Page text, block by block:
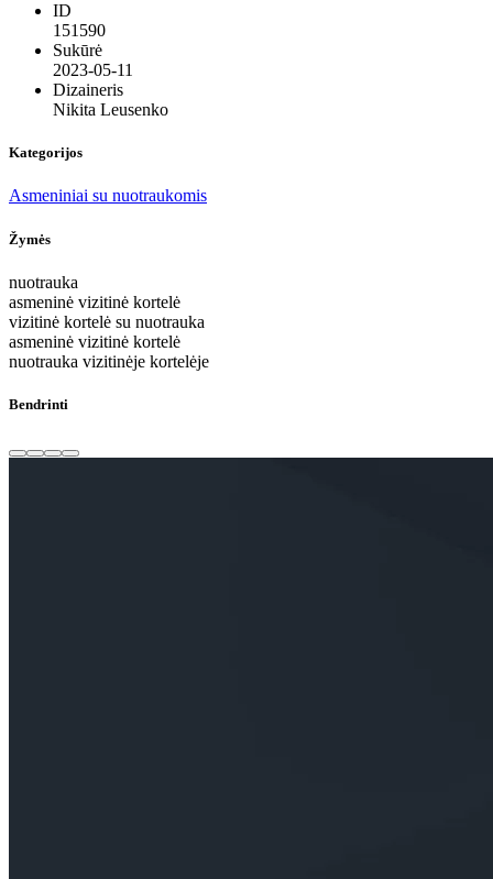
ID
151590
Sukūrė
2023-05-11
Dizaineris
Nikita Leusenko
Kategorijos
Asmeniniai su nuotraukomis
Žymės
nuotrauka
asmeninė vizitinė kortelė
vizitinė kortelė su nuotrauka
asmeninė vizitinė kortelė
nuotrauka vizitinėje kortelėje
Bendrinti